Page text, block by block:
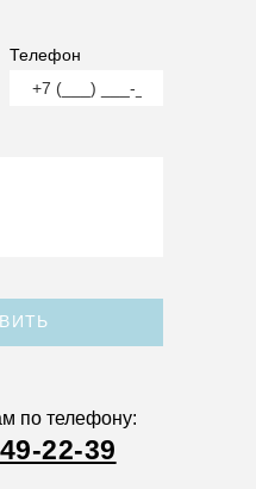
Телефон
по телефону:
22-39